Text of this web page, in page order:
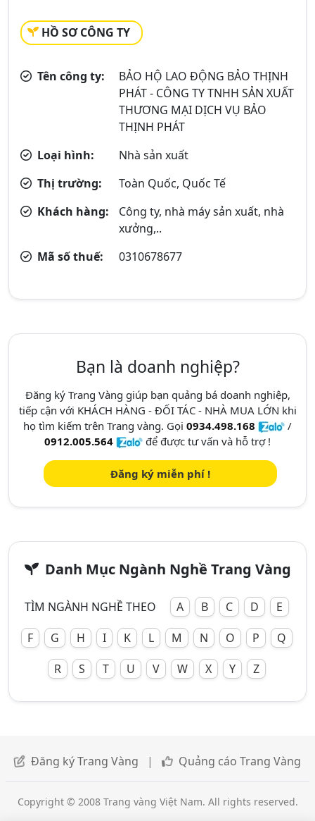
HỒ SƠ CÔNG TY
Tên công ty:
BẢO HỘ LAO ĐỘNG BẢO THỊNH
PHÁT - CÔNG TY TNHH SẢN XUẤT
THƯƠNG MẠI DỊCH VỤ BẢO
THỊNH PHÁT
Loại hình:
Nhà sản xuất
Thị trường:
Toàn Quốc, Quốc Tế
Khách hàng:
Công ty, nhà máy sản xuất, nhà
xưởng,..
Mã số thuế:
0310678677
Bạn là doanh nghiệp?
Đăng ký Trang Vàng giúp bạn quảng bá doanh nghiệp,
tiếp cận với KHÁCH HÀNG - ĐỐI TÁC - NHÀ MUA LỚN khi
họ tìm kiếm trên Trang vàng. Gọi 0934.498.168
/
0912.005.564
để được tư vấn và hỗ trợ !
Đăng ký miễn phí !
Danh Mục Ngành Nghề Trang Vàng
TÌM NGÀNH NGHỀ THEO A B C D
E
F
G H I K L M N O P
Q
R
S T U V W X Y Z
Đăng ký Trang Vàng | Quảng cáo Trang Vàng
Copyright © 2008 Trang vàng Việt Nam. All rights reserved.